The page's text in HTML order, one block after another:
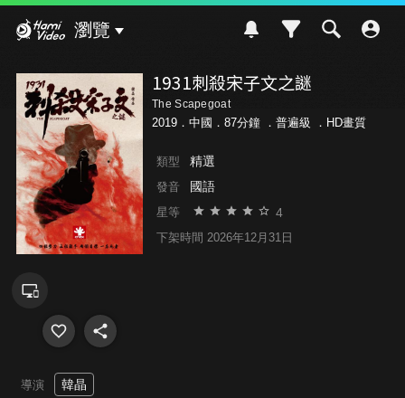
瀏覽
1931刺殺宋子文之謎
The Scapegoat
2019．中國．87分鐘 ． 普遍級 ．HD畫質
類型 精選
發音 國語
星等 4
下架時間 2026年12月31日
導演 韓晶